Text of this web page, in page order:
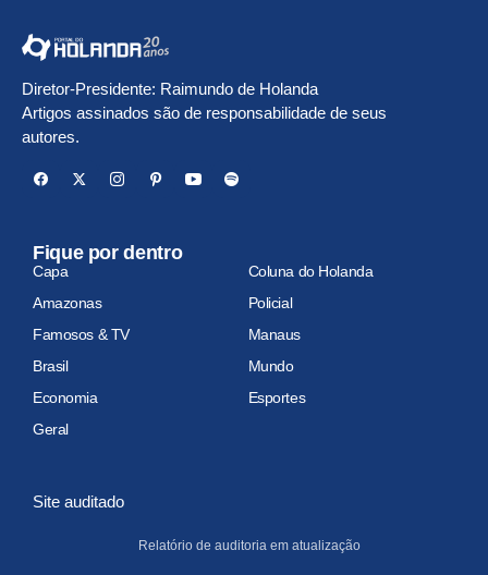
Diretor-Presidente: Raimundo de Holanda
Artigos assinados são de responsabilidade de seus
autores.
Fique por dentro
Capa
Coluna do Holanda
Amazonas
Policial
Famosos & TV
Manaus
Brasil
Mundo
Economia
Esportes
Geral
Site auditado
Relatório de auditoria em atualização